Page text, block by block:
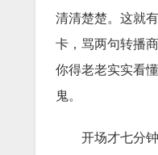
清清楚楚。这就
卡，骂两句转播
你得老老实实看
鬼。
开场才七分